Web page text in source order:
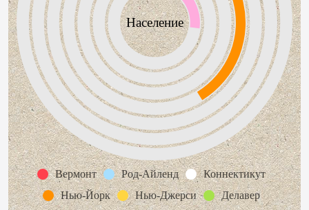
Население
Вермонт Род-Айленд
Коннектикут
Нью-Йорк
Нью-Джерси
Делавер